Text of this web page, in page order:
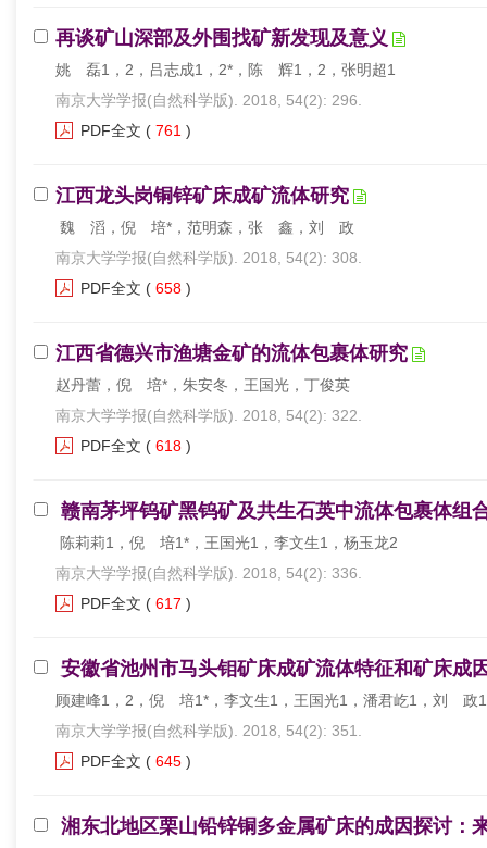
再谈矿山深部及外围找矿新发现及意义
姚 磊1，2，吕志成1，2*，陈 辉1，2，张明超1
南京大学学报(自然科学版). 2018, 54(2): 296.
PDF全文 ( 761 )
江西龙头岗铜锌矿床成矿流体研究
魏 滔，倪 培*，范明森，张 鑫，刘 政
南京大学学报(自然科学版). 2018, 54(2): 308.
PDF全文 ( 658 )
江西省德兴市渔塘金矿的流体包裹体研究
赵丹蕾，倪 培*，朱安冬，王国光，丁俊英
南京大学学报(自然科学版). 2018, 54(2): 322.
PDF全文 ( 618 )
赣南茅坪钨矿黑钨矿及共生石英中流体包裹体组
陈莉莉1，倪 培1*，王国光1，李文生1，杨玉龙2
南京大学学报(自然科学版). 2018, 54(2): 336.
PDF全文 ( 617 )
安徽省池州市马头钼矿床成矿流体特征和矿床成
顾建峰1，2，倪 培1*，李文生1，王国光1，潘君屹1，刘 政1
南京大学学报(自然科学版). 2018, 54(2): 351.
PDF全文 ( 645 )
湘东北地区栗山铅锌铜多金属矿床的成因探讨：